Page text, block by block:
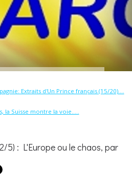
Extraits d'Un Prince français (15/20)....
la Suisse montre la voie.....
5) : L'Europe ou le chaos, par